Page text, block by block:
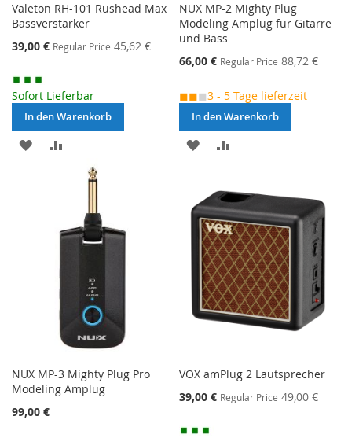
Valeton RH-101 Rushead Max
Bassverstärker
Special
39,00 € Regular Price 45,62 €
Sofort Lieferbar
In den Warenkorb
MERKEN
VERGLEICHSLISTE
NUX MP-2 Mighty Plug
Modeling Amplug für Gitarre
und Bass
Special
66,00 € Regular Price 88,72 €
◼◼◼3 - 5 Tage lieferzeit
In den Warenkorb
MERKEN
HINZUFÜGEN
NUX MP-3 Mighty Plug Pro
Modeling Amplug
99,00 €
VOX amPlug 2 Lautsprecher
Special
39,00 € Regular Price 49,00 €